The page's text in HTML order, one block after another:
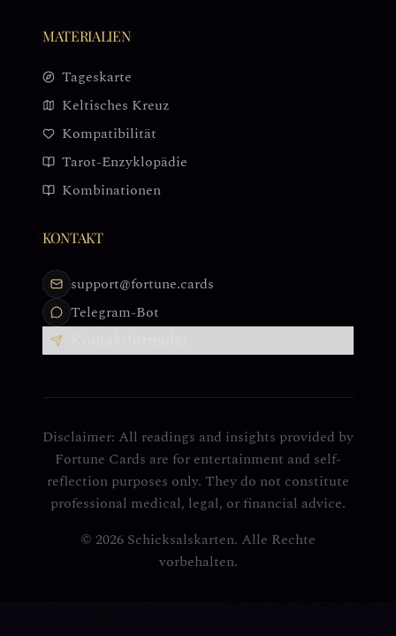
MATERIALIEN
Tageskarte
Keltisches Kreuz
Kompatibilität
Tarot-Enzyklopädie
Kombinationen
KONTAKT
support@fortune.cards
Telegram-Bot
Disclaimer: All readings and insights provided by
Fortune Cards are for entertainment and self-
reflection purposes only. They do not constitute
professional medical, legal, or financial advice.
© 2026 Schicksalskarten. Alle Rechte
vorbehalten.